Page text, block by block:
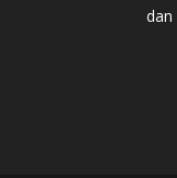
dan